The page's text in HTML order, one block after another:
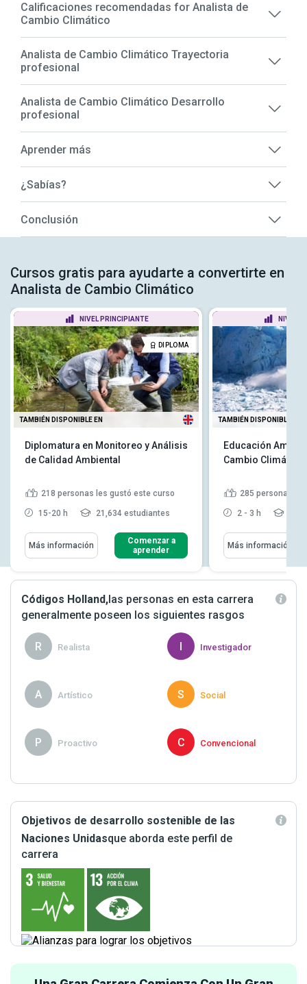
Calificaciones recomendadas for Analista de
Cambio Climático
Analista de Cambio Climático Trayectoria
profesional
Analista de Cambio Climático Desarrollo
profesional
Aprender más
¿Sabías?
Conclusión
Cursos gratis para ayudarte a convertirte en
Analista de Cambio Climático
NIVEL PRINCIPIANTE
DIPLOMA
TAMBIÉN DISPONIBLE EN
Diplomatura en Monitoreo y Análisis
de Calidad Ambiental
218 personas les gustó este curso
15-20 h 21,634 estudiantes
Más información
Comenzar a
aprender
NIVEL
TAMBIÉN DISPONIBLE EN
Educación
Cambio Climático
285 personas
2 - 3 h
Más información
Códigos Holland, las personas en esta carrera
generalmente poseen los siguientes rasgos
R Realista Investigador
A Artístico S Social
P Proactivo C Convencional
Objetivos de desarrollo sostenible de las
Naciones Unidasque aborda este perfil de
carrera